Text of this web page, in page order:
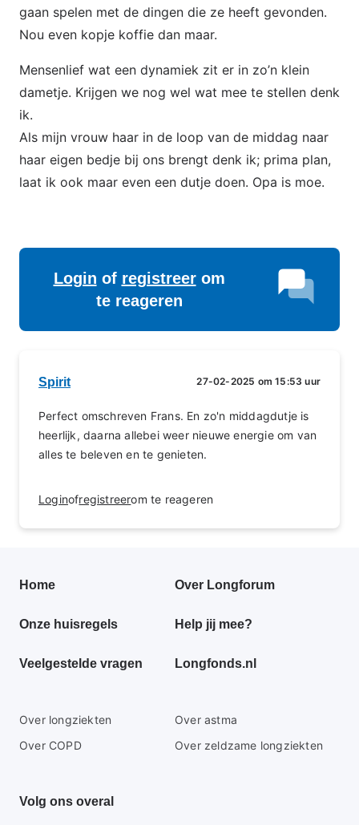
gaan spelen met de dingen die ze heeft gevonden.
Nou even kopje koffie dan maar.
Mensenlief wat een dynamiek zit er in zo’n klein
dametje. Krijgen we nog wel wat mee te stellen denk
ik.
Als mijn vrouw haar in de loop van de middag naar
haar eigen bedje bij ons brengt denk ik; prima plan,
laat ik ook maar even een dutje doen. Opa is moe.
Login of registreerom
te reageren
Spirit 27-02-2025 om 15:53 uur
Perfect omschreven Frans. En zo'n middagdutje is
heerlijk, daarna allebei weer nieuwe energie om van
alles te beleven en te genieten.
Loginofregistreerom te reageren
Primair
menu
Home Over Longforum
Onze huisregels Help jij mee?
Veelgestelde vragen Longfonds.nl
Secundaire
footer
Over longziekten
Over astma
Over COPD
Over zeldzame longziekten
Volg ons overal